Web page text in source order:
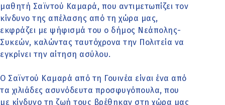
μαθητή Σαϊντού Καμαρά, που αντιμετωπίζει τον
κίνδυνο της απέλασης από τη χώρα μας,
εκφράζει με ψήφισμά του ο δήμος Νεάπολης-
Συκεών, καλώντας ταυτόχρονα την Πολιτεία να
εγκρίνει την αίτηση ασύλου.
Ο Σαϊντού Καμαρά από τη Γουινέα είναι ένα από
τα χιλιάδες ασυνόδευτα προσφυγόπουλα, που
με κίνδυνο τη ζωή τους βρέθηκαν στη χώρα μας